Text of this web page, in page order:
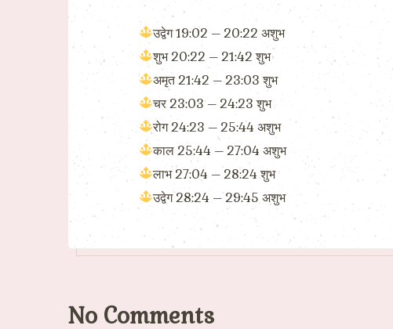
उद्वेग 19:02 – 20:22 अशुभ
शुभ 20:22 – 21:42 शुभ
अमृत 21:42 – 23:03 शुभ
चर 23:03 – 24:23 शुभ
रोग 24:23 – 25:44 अशुभ
काल 25:44 – 27:04 अशुभ
लाभ 27:04 – 28:24 शुभ
उद्वेग 28:24 – 29:45 अशुभ
No Comments